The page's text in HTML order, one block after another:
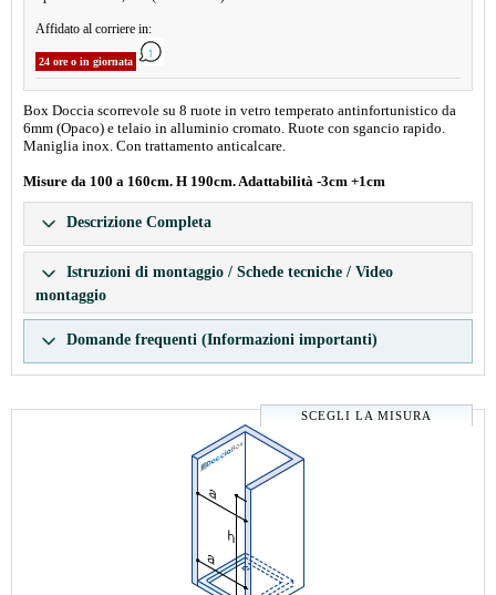
Affidato al corriere in:
24 ore o in giornata
Box Doccia scorrevole su 8 ruote in vetro temperato antinfortunistico da
6mm (Opaco) e telaio in alluminio cromato. Ruote con sgancio rapido.
Maniglia inox. Con trattamento anticalcare.
Misure da 100 a 160cm. H 190cm. Adattabilità -3cm +1cm
Descrizione Completa
Istruzioni di montaggio / Schede tecniche / Video
montaggio
Domande frequenti (Informazioni importanti)
SCEGLI LA MISURA